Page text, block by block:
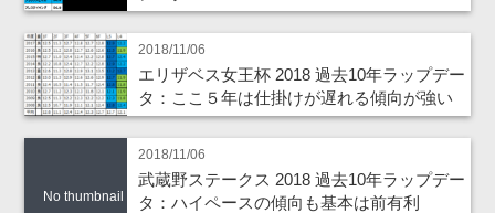
2018/11/06
エリザベス女王杯 2018 過去10年ラップデー
タ：ここ５年は仕掛けが遅れる傾向が強い
No thumbnail
2018/11/06
武蔵野ステークス 2018 過去10年ラップデー
タ：ハイペースの傾向も基本は前有利